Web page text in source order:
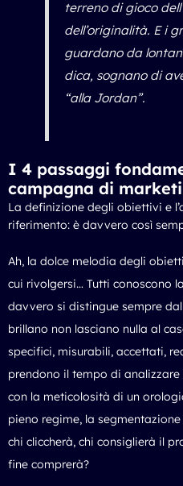
terreno di gioco
dell’originalità. E i
guardano da
dica, sognano di
“alla Jordan”.
I 4 passaggi
campagna di
La definizione degli obiettivi e
riferimento: è davvero così
Ah, la dolce melodia degli
cui rivolgersi… Tutti conoscono
davvero si distingue sempre
brillano non lasciano nulla al
specifici, misurabili, accettati,
prendono il tempo di
con la meticolosità di un
pieno regime, la
chi cliccherà, chi consiglierà il
fine comprerà?